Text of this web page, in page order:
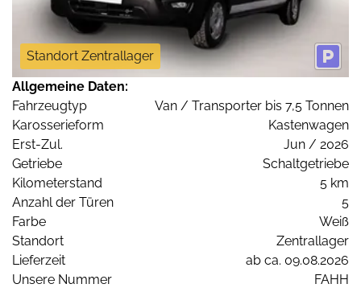
Standort Zentrallager
Allgemeine Daten:
Fahrzeugtyp
Van / Transporter bis 7,5 Tonnen
Karosserieform
Kastenwagen
Erst-Zul.
Jun / 2026
Getriebe
Schaltgetriebe
Kilometerstand
5 km
Anzahl der Türen
5
Farbe
Weiß
Standort
Zentrallager
Lieferzeit
ab ca. 09.08.2026
Unsere Nummer
FAHH